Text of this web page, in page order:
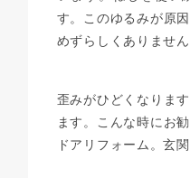
す。このゆるみが原
めずらしくありません
歪みがひどくなりま
ます。こんな時にお
ドアリフォーム。玄